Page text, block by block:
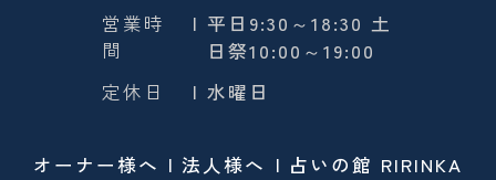
営業時
間
| 平日9:30～18:30 土
日祭10:00～19:00
定休日
| 水曜日
オーナー様へ 法人様へ 占いの館 RIRINKA